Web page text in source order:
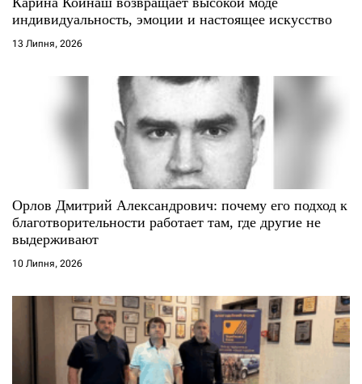
і
в
индивидуальность, эмоции и настоящее искусство
13 Липня, 2026
Орлов Дмитрий Александрович: почему его подход к
благотворительности работает там, где другие не
выдерживают
10 Липня, 2026